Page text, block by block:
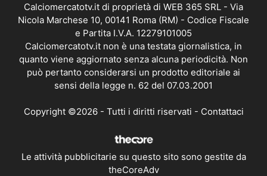
Calciomercatotv.it di proprietà di WEB 365 SRL - Via
Nicola Marchese 10, 00141 Roma (RM) - Codice Fiscale
e Partita I.V.A. 12279101005
Calciomercatotv.it non è una testata giornalistica, in
quanto viene aggiornato senza alcuna periodicità. Non
può pertanto considerarsi un prodotto editoriale ai
sensi della legge n. 62 del 07.03.2001
Copyright ©2026 - Tutti i diritti riservati - Contattaci
Le attività pubblicitarie su questo sito sono gestite da
theCoreAdv